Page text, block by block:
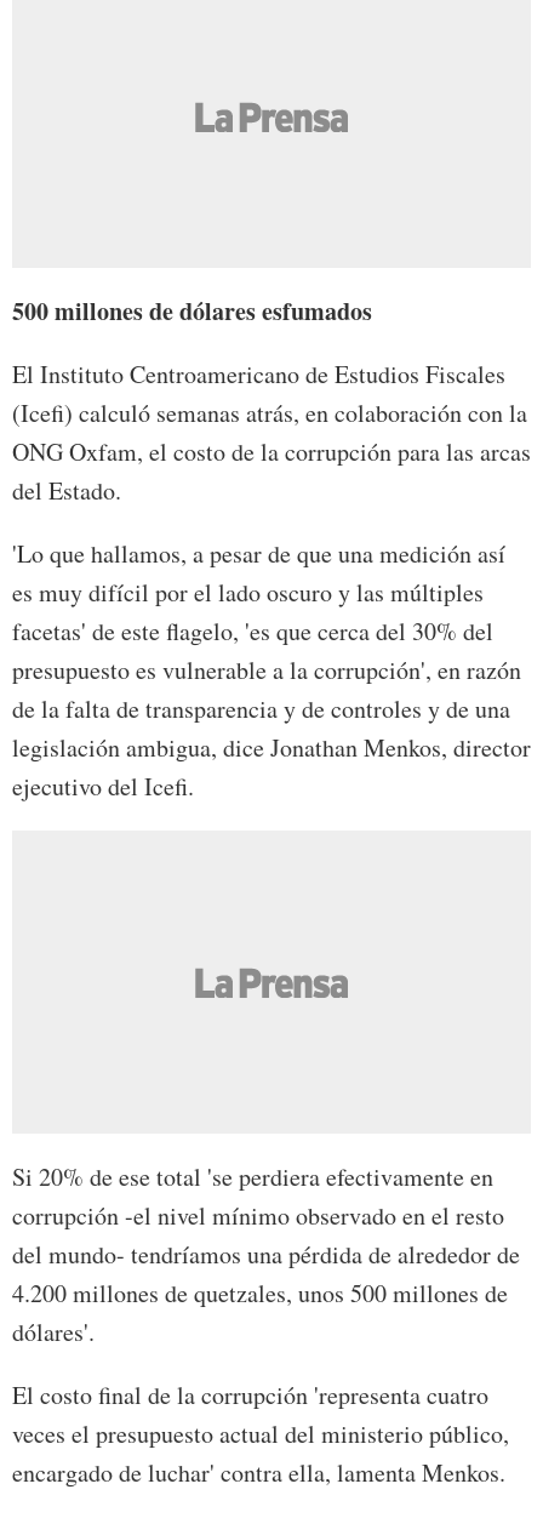
500 millones de dólares esfumados
El Instituto Centroamericano de Estudios Fiscales
(Icefi) calculó semanas atrás, en colaboración con la
ONG Oxfam, el costo de la corrupción para las arcas
del Estado.
'Lo que hallamos, a pesar de que una medición así
es muy difícil por el lado oscuro y las múltiples
facetas' de este flagelo, 'es que cerca del 30% del
presupuesto es vulnerable a la corrupción', en razón
de la falta de transparencia y de controles y de una
legislación ambigua, dice Jonathan Menkos, director
ejecutivo del Icefi.
Si 20% de ese total 'se perdiera efectivamente en
corrupción -el nivel mínimo observado en el resto
del mundo- tendríamos una pérdida de alrededor de
4.200 millones de quetzales, unos 500 millones de
dólares'.
El costo final de la corrupción 'representa cuatro
veces el presupuesto actual del ministerio público,
encargado de luchar' contra ella, lamenta Menkos.